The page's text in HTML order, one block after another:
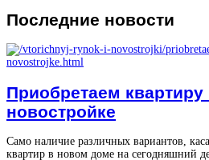
Последние новости
Приобретаем квартиру
новостройке
Само наличие различных вариантов,
квартир в новом доме на сегодняшний